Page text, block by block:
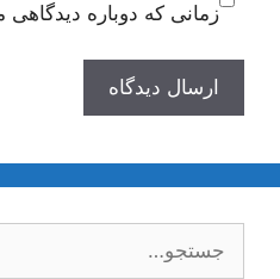
زمانی که دوباره